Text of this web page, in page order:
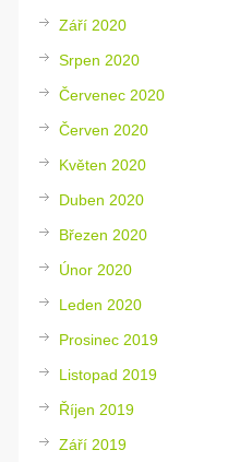
Září 2020
Srpen 2020
Červenec 2020
Červen 2020
Květen 2020
Duben 2020
Březen 2020
Únor 2020
Leden 2020
Prosinec 2019
Listopad 2019
Říjen 2019
Září 2019